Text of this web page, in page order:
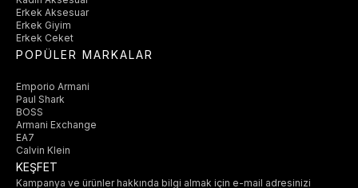
Erkek Aksesuar
Erkek Giyim
Erkek Ceket
POPÜLER MARKALAR
Emporio Armani
Paul Shark
BOSS
Armani Exchange
EA7
Calvin Klein
KEŞFET
Kampanya ve ürünler hakkında bilgi almak için e-mail adresinizi